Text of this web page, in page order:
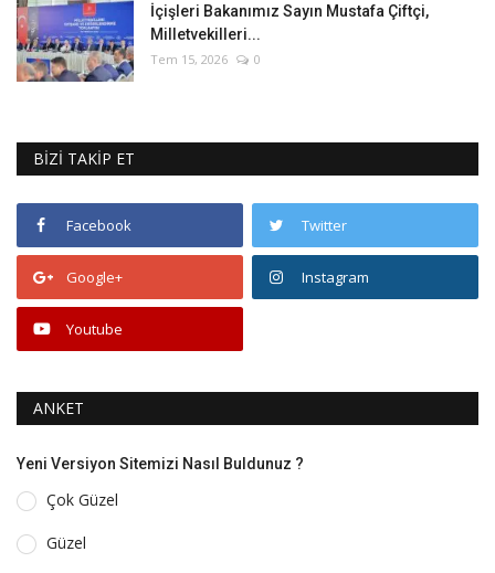
İçişleri Bakanımız Sayın Mustafa Çiftçi,
Milletvekilleri...
Tem 15, 2026 0
BİZİ TAKİP ET
Facebook Twitter
Google+ Instagram
Youtube
ANKET
Yeni Versiyon Sitemizi Nasıl Buldunuz ?
Çok Güzel
Güzel